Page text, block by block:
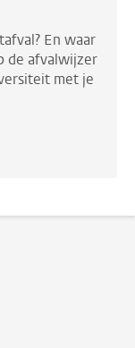
En waar
de afvalwijzer
met je